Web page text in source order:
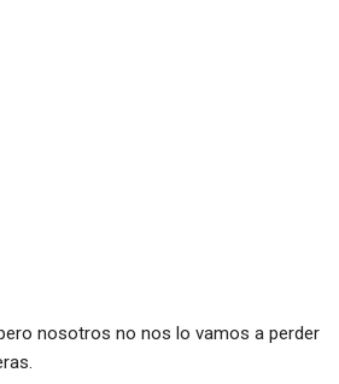
nosotros no nos lo vamos a perder